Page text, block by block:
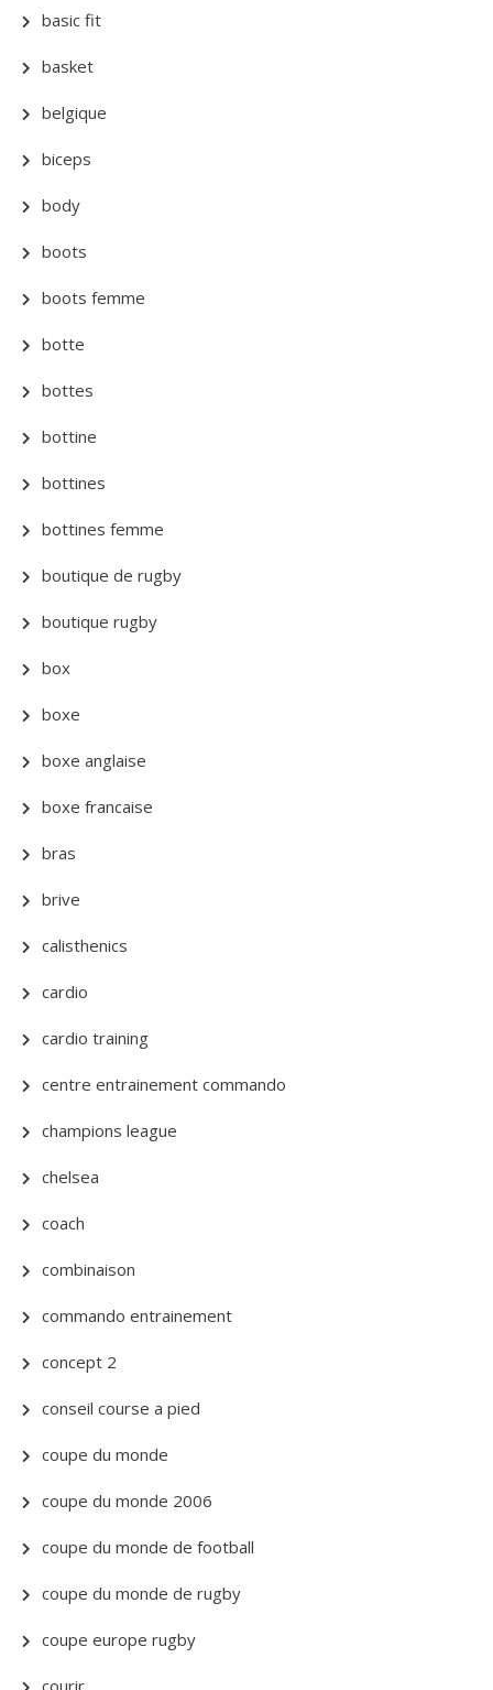
basic fit
basket
belgique
biceps
body
boots
boots femme
botte
bottes
bottine
bottines
bottines femme
boutique de rugby
boutique rugby
box
boxe
boxe anglaise
boxe francaise
bras
brive
calisthenics
cardio
cardio training
centre entrainement commando
champions league
chelsea
coach
combinaison
commando entrainement
concept 2
conseil course a pied
coupe du monde
coupe du monde 2006
coupe du monde de football
coupe du monde de rugby
coupe europe rugby
courir